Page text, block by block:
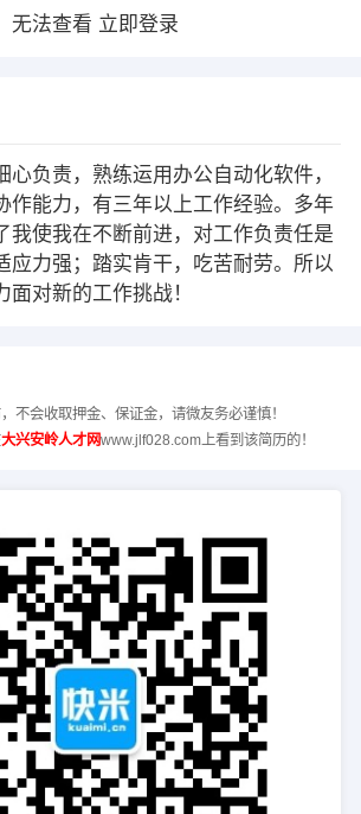
无法查看 立即登录
心负责，熟练运用办公自动化软件，
作能力，有三年以上工作经验。多年
我使我在不断前进，对工作负责任是
应力强；踏实肯干，吃苦耐劳。所以
对新的工作挑战！
不会收取押金、保证金，请微友务必谨慎！
大兴安岭人才网www.jlf028.com上看到该简历的！